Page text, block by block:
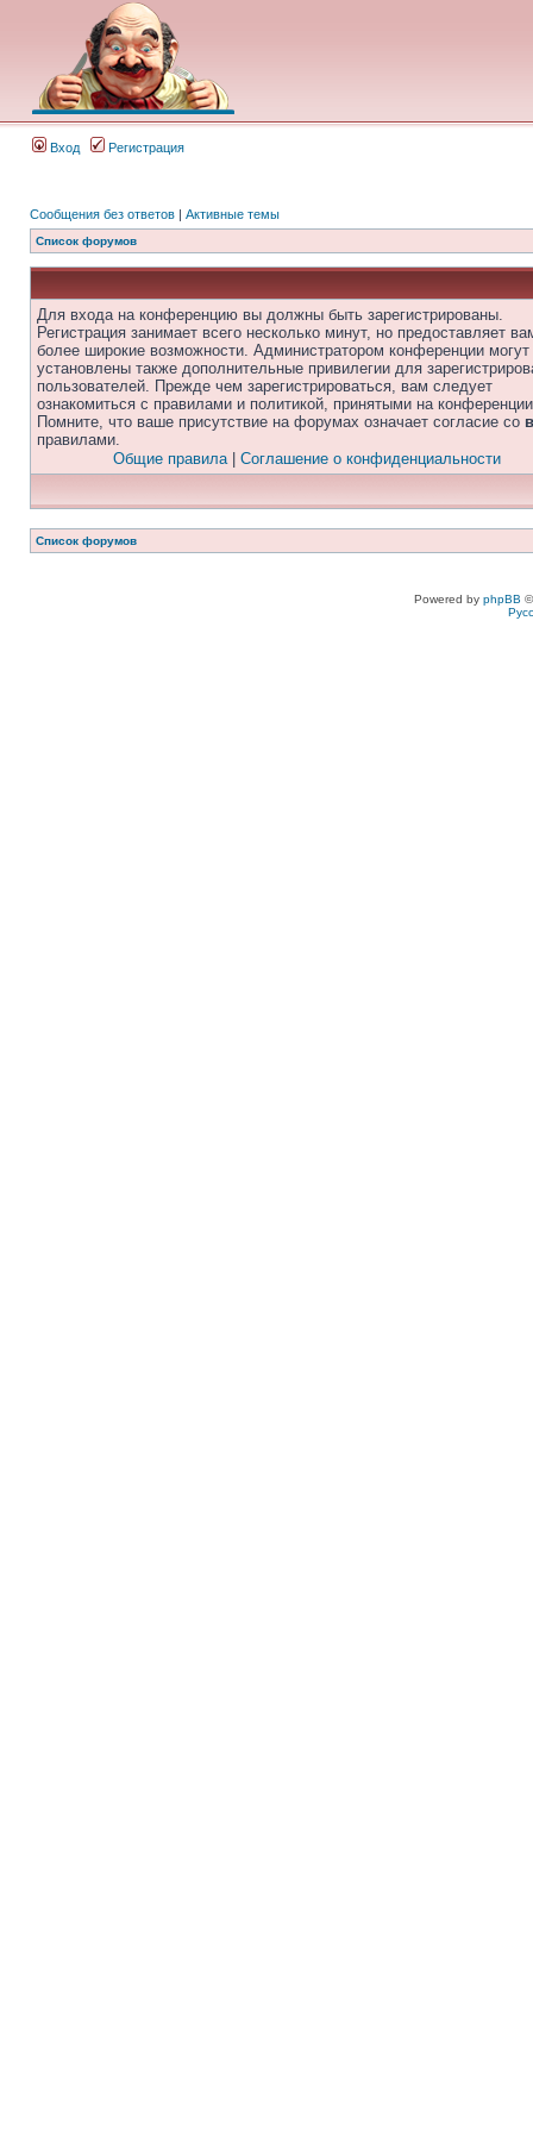
Вход Регистрация
Сообщения без ответов | Активные темы
Список форумов
Для входа на конференцию вы должны быть зарегистрированы.
Регистрация занимает всего несколько минут, но предоставляет
более широкие возможности. Администратором конференции
установлены также дополнительные привилегии для
пользователей. Прежде чем зарегистрироваться, вам следует
ознакомиться с правилами и политикой, принятыми на
Помните, что ваше присутствие на форумах означает согласие со
правилами.
Общие правила| Соглашение о конфиденциальности
Список форумов
Powered by phpBB